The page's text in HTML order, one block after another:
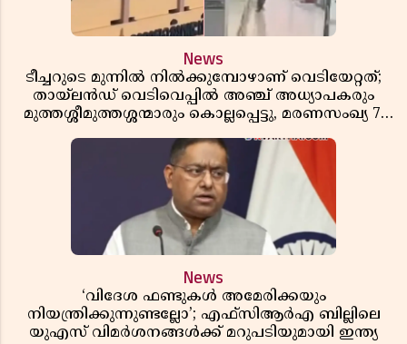
News
ടീച്ചറുടെ മുന്നിൽ നിൽക്കുമ്പോഴാണ് വെടിയേറ്റത്;
തായ്‌ലൻഡ് വെടിവെപ്പിൽ അഞ്ച് അധ്യാപകരും
മുത്തശ്ശീമുത്തശ്ശന്മാരും കൊല്ലപ്പെട്ടു, മരണസംഖ്യ 7;
News
‘വിദേശ ഫണ്ടുകൾ അമേരിക്കയും
നിയന്ത്രിക്കുന്നുണ്ടല്ലോ’; എഫ്സിആർഎ ബില്ലിലെ
യുഎസ് വിമർശനങ്ങൾക്ക് മറുപടിയുമായി ഇന്ത്യ